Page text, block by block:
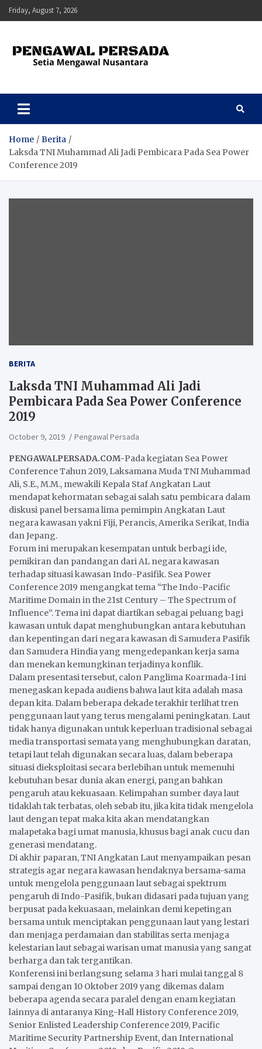
Skip
to
Friday, August 7, 2026
Pengawal Persada
Home
Berita
Laksda TNI Muhammad Ali Jadi Pembicara Pada Sea Power
Conference 2019
BERITA
Laksda TNI Muhammad Ali Jadi
Pembicara Pada Sea Power Conference
2019
October 9, 2019 Pengawal Persada
PENGAWALPERSADA.COM-Pada kegiatan Sea Power
Conference Tahun 2019, Laksamana Muda TNI Muhammad
Ali, S.E., M.M., mewakili Kepala Staf Angkatan Laut
mendapat kehormatan sebagai salah satu pembicara dalam
diskusi panel bersama lima pemimpin Angkatan Laut
negara kawasan yakni Fiji, Perancis, Amerika Serikat, India
dan Jepang.
Forum ini merupakan kesempatan untuk berbagi ide,
pemikiran dan pandangan dari AL negara kawasan
terhadap situasi kawasan Indo-Pasifik. Sea Power
Conference 2019 mengangkat tema “The Indo-Pacific
Maritime Domain in the 21st Century – The Spectrum of
Influence”. Tema ini dapat diartikan sebagai peluang bagi
kawasan untuk dapat menghubungkan antara kebutuhan
dan kepentingan dari negara kawasan di Samudera Pasifik
dan Samudera Hindia yang mengedepankan kerja sama
dan menekan kemungkinan terjadinya konflik.
Dalam presentasi tersebut, calon Panglima Koarmada-I ini
menegaskan kepada audiens bahwa laut kita adalah masa
depan kita. Dalam beberapa dekade terakhir terlihat tren
penggunaan laut yang terus mengalami peningkatan. Laut
tidak hanya digunakan untuk keperluan tradisional sebagai
media transportasi semata yang menghubungkan daratan,
tetapi laut telah digunakan secara luas, dalam beberapa
situasi dieksploitasi secara berlebihan untuk memenuhi
kebutuhan besar dunia akan energi, pangan bahkan
pengaruh atau kekuasaan. Kelimpahan sumber daya laut
tidaklah tak terbatas, oleh sebab itu, jika kita tidak mengelola
laut dengan tepat maka kita akan mendatangkan
malapetaka bagi umat manusia, khusus bagi anak cucu dan
generasi mendatang.
Di akhir paparan, TNI Angkatan Laut menyampaikan pesan
strategis agar negara kawasan hendaknya bersama-sama
untuk mengelola penggunaan laut sebagai spektrum
pengaruh di Indo-Pasifik, bukan didasari pada tujuan yang
berpusat pada kekuasaan, melainkan demi kepetingan
bersama untuk menciptakan penggunaan laut yang lestari
dan menjaga perdamaian dan stabilitas serta menjaga
kelestarian laut sebagai warisan umat manusia yang sangat
berharga dan tak tergantikan.
Konferensi ini berlangsung selama 3 hari mulai tanggal 8
sampai dengan 10 Oktober 2019 yang dikemas dalam
beberapa agenda secara paralel dengan enam kegiatan
lainnya di antaranya King-Hall History Conference 2019,
Senior Enlisted Leadership Conference 2019, Pacific
Maritime Security Partnership Event, dan International